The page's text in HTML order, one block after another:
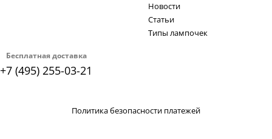
Бесплатная доставка
+7 (495) 255-03-21
Новости
Статьи
Типы лампочек
Политика безопасности платежей